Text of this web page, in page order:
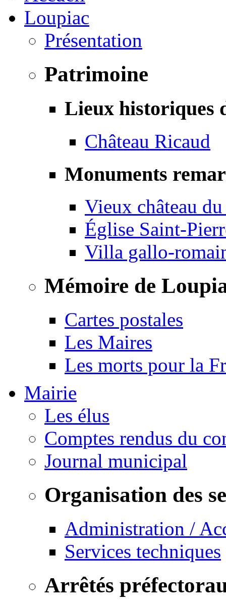
Loupiac
Présentation
Patrimoine
Lieux historiques
Château Ricaud
Monuments
Vieux château
Église Saint-
Villa gallo-
Mémoire de
Cartes postales
Les Maires
Les morts pour la
Mairie
Les élus
Comptes rendus du
Journal municipal
Organisation des
Administration /
Services techniques
Arrêtés